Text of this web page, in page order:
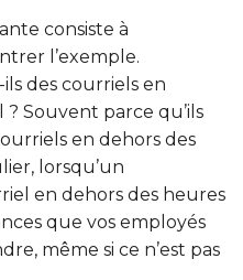
consiste à
l’exemple.
des courriels en
Souvent parce qu’ils
en dehors des
lorsqu’un
en dehors des heures
que vos employés
même si ce n’est pas